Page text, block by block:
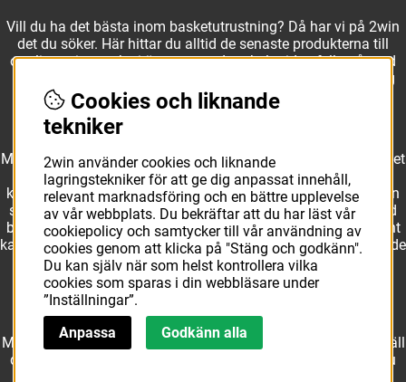
Vill du ha det bästa inom basketutrustning? Då har vi på 2win
det du söker. Här hittar du alltid de senaste produkterna till
otroliga priser, och vi är noga med att hela tiden fylla på med
nyheter i webbshopen. Det gör oss till ett naturligt val för dig
som vill ha utrustning som överträffar alla andra märken.
Med ett av Sveriges största kläd- och skosortiment inom basket
kan vi erbjuda allt som du eller din klubb behöver. Välj ut
kvalitativa basketbollar och basketskor från välkända märken
som Molten, Nike, Adidas och Spalding och komplettera med
basketkläder från Jordan. I vårt breda och prisvärda sortiment
kan vi erbjuda matchkläder som ger maximal rörelsefrihet, både
på och utanför planen. Oavsett vad du behöver för
basketutrustning kan du vara säker på att hitta den här.
Med över 10 års erfarenhet av branschen kan vi vår sak. Beställ
det just du behöver i webbshopen redan idag. Hos oss får du
Cookies och liknande
tekniker
2win använder cookies och liknande
lagringstekniker för att ge dig anpassat innehåll,
relevant marknadsföring och en bättre upplevelse
av vår webbplats. Du bekräftar att du har läst vår
cookiepolicy och samtycker till vår användning av
cookies genom att klicka på "Stäng och godkänn".
Du kan själv när som helst kontrollera vilka
cookies som sparas i din webbläsare under
”Inställningar”.
Anpassa
Godkänn alla